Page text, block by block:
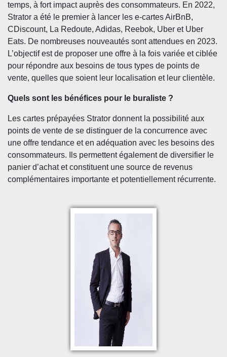
temps, à fort impact auprès des consommateurs. En 2022,
Strator a été le premier à lancer les e-cartes AirBnB,
CDiscount, La Redoute, Adidas, Reebok, Uber et Uber
Eats. De nombreuses nouveautés sont attendues en 2023.
L’objectif est de proposer une offre à la fois variée et ciblée
pour répondre aux besoins de tous types de points de
vente, quelles que soient leur localisation et leur clientèle.
Quels sont les bénéfices pour le buraliste ?
Les cartes prépayées Strator donnent la possibilité aux
points de vente de se distinguer de la concurrence avec
une offre tendance et en adéquation avec les besoins des
consommateurs. Ils permettent également de diversifier le
panier d’achat et constituent une source de revenus
complémentaires importante et potentiellement récurrente.